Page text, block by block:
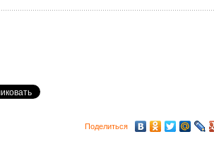
Поделиться